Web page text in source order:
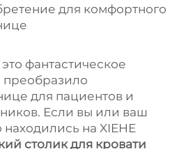
для комфортного
фантастическое
преобразило
для пациентов и
Если вы или ваш
на XIEHE
столик для кровати